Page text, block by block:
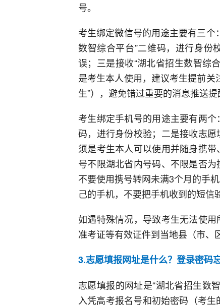
号。
考生绑定微信号的用途主要有三
数智综合平台”二维码，进行身份
误；三是接收“湖北省招生数智综
是考生本人使用，建议考生提前
生”），避免错过重要的消息推送提
考生绑定手机号的用途主要有两
码，进行身份校验；二是接收志
须是考生本人可以使用并随身携
号不限湖北省内号码、不限是否
不要使用携号转网未满3个月的手
己的手机，不要把手机收到的短信
如遇特殊情况，导致考生无法使
准考证等有效证件到当地县（市、
3.志愿填报网址是什么？登录密码
志愿填报的网址是“湖北省招生数
入凭高考报名号和初始密码（考